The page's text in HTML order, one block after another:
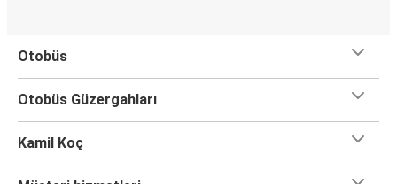
Otobüs
Otobüs Güzergahları
Kamil Koç